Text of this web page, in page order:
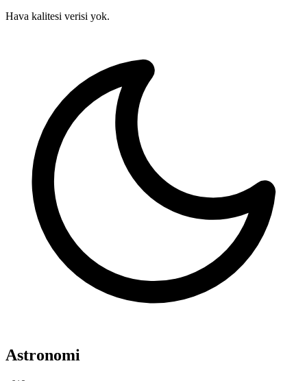
Hava kalitesi verisi yok.
Astronomi